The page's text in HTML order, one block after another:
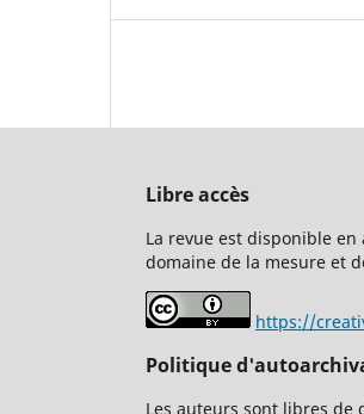
Libre accès
La revue est disponible
domaine de la mesure et
https://
Politique
Les auteurs sont libres de